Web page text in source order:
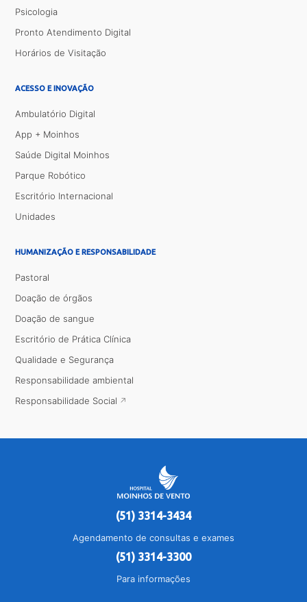
Psicologia
Pronto Atendimento Digital
Horários de Visitação
ACESSO E INOVAÇÃO
Ambulatório Digital
App + Moinhos
Saúde Digital Moinhos
Parque Robótico
Escritório Internacional
Unidades
HUMANIZAÇÃO E RESPONSABILIDADE
Pastoral
Doação de órgãos
Doação de sangue
Escritório de Prática Clínica
Qualidade e Segurança
Responsabilidade ambiental
Responsabilidade Social
(51) 3314-3434
Agendamento de consultas e exames
(51) 3314-3300
Para informações